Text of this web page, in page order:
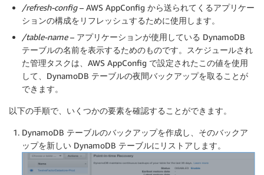
/refresh-config– AWS AppConfig から送られてくるアプリケー
ションの構成をリフレッシュするために使用します。
/table-name– アプリケーションが使用している DynamoDB
テーブルの名前を表示するためのものです。スケジュールされ
た管理タスクは、AWS AppConfig で設定されたこの値を使用
して、DynamoDB テーブルの夜間バックアップを取ることが
できます。
以下の手順で、いくつかの要素を確認することができます。
DynamoDB テーブルのバックアップを作成し、そのバックア
ップを新しい DynamoDB テーブルにリストアします。